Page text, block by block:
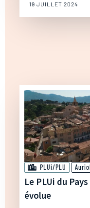
19 JUILLET 2024
PLUi/PLU Auriol
Le PLUi du
évolue